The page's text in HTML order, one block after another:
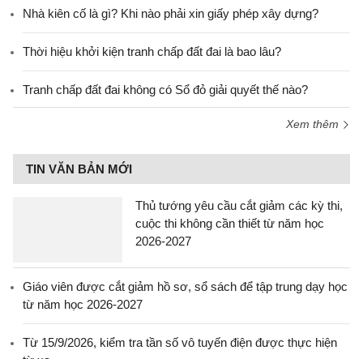
Nhà kiên cố là gì? Khi nào phải xin giấy phép xây dựng?
Thời hiệu khởi kiện tranh chấp đất đai là bao lâu?
Tranh chấp đất đai không có Sổ đỏ giải quyết thế nào?
Xem thêm
TIN VĂN BẢN MỚI
Thủ tướng yêu cầu cắt giảm các kỳ thi,
cuộc thi không cần thiết từ năm học
2026-2027
Giáo viên được cắt giảm hồ sơ, sổ sách để tập trung dạy học
từ năm học 2026-2027
Từ 15/9/2026, kiểm tra tần số vô tuyến điện được thực hiện